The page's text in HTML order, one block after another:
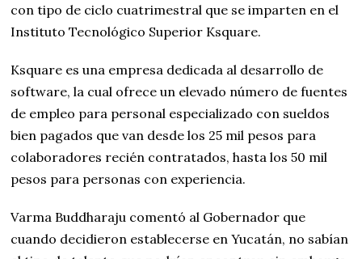
con tipo de ciclo cuatrimestral que se imparten en el
Instituto Tecnológico Superior Ksquare.
Ksquare es una empresa dedicada al desarrollo de
software, la cual ofrece un elevado número de fuentes
de empleo para personal especializado con sueldos
bien pagados que van desde los 25 mil pesos para
colaboradores recién contratados, hasta los 50 mil
pesos para personas con experiencia.
Varma Buddharaju comentó al Gobernador que
cuando decidieron establecerse en Yucatán, no sabían